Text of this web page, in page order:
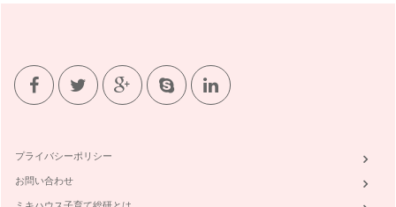
プライバシーポリシー
お問い合わせ